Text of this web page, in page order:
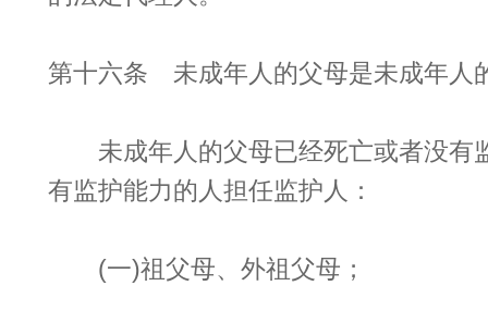
第十六条 未成年人的父母是未成年人
未成年人的父母已经死亡或者没有
有监护能力的人担任监护人：
(一)祖父母、外祖父母；